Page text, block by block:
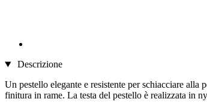
Descrizione
Un pestello elegante e resistente per schiacciare
finitura in rame. La testa del pestello è realizzata in